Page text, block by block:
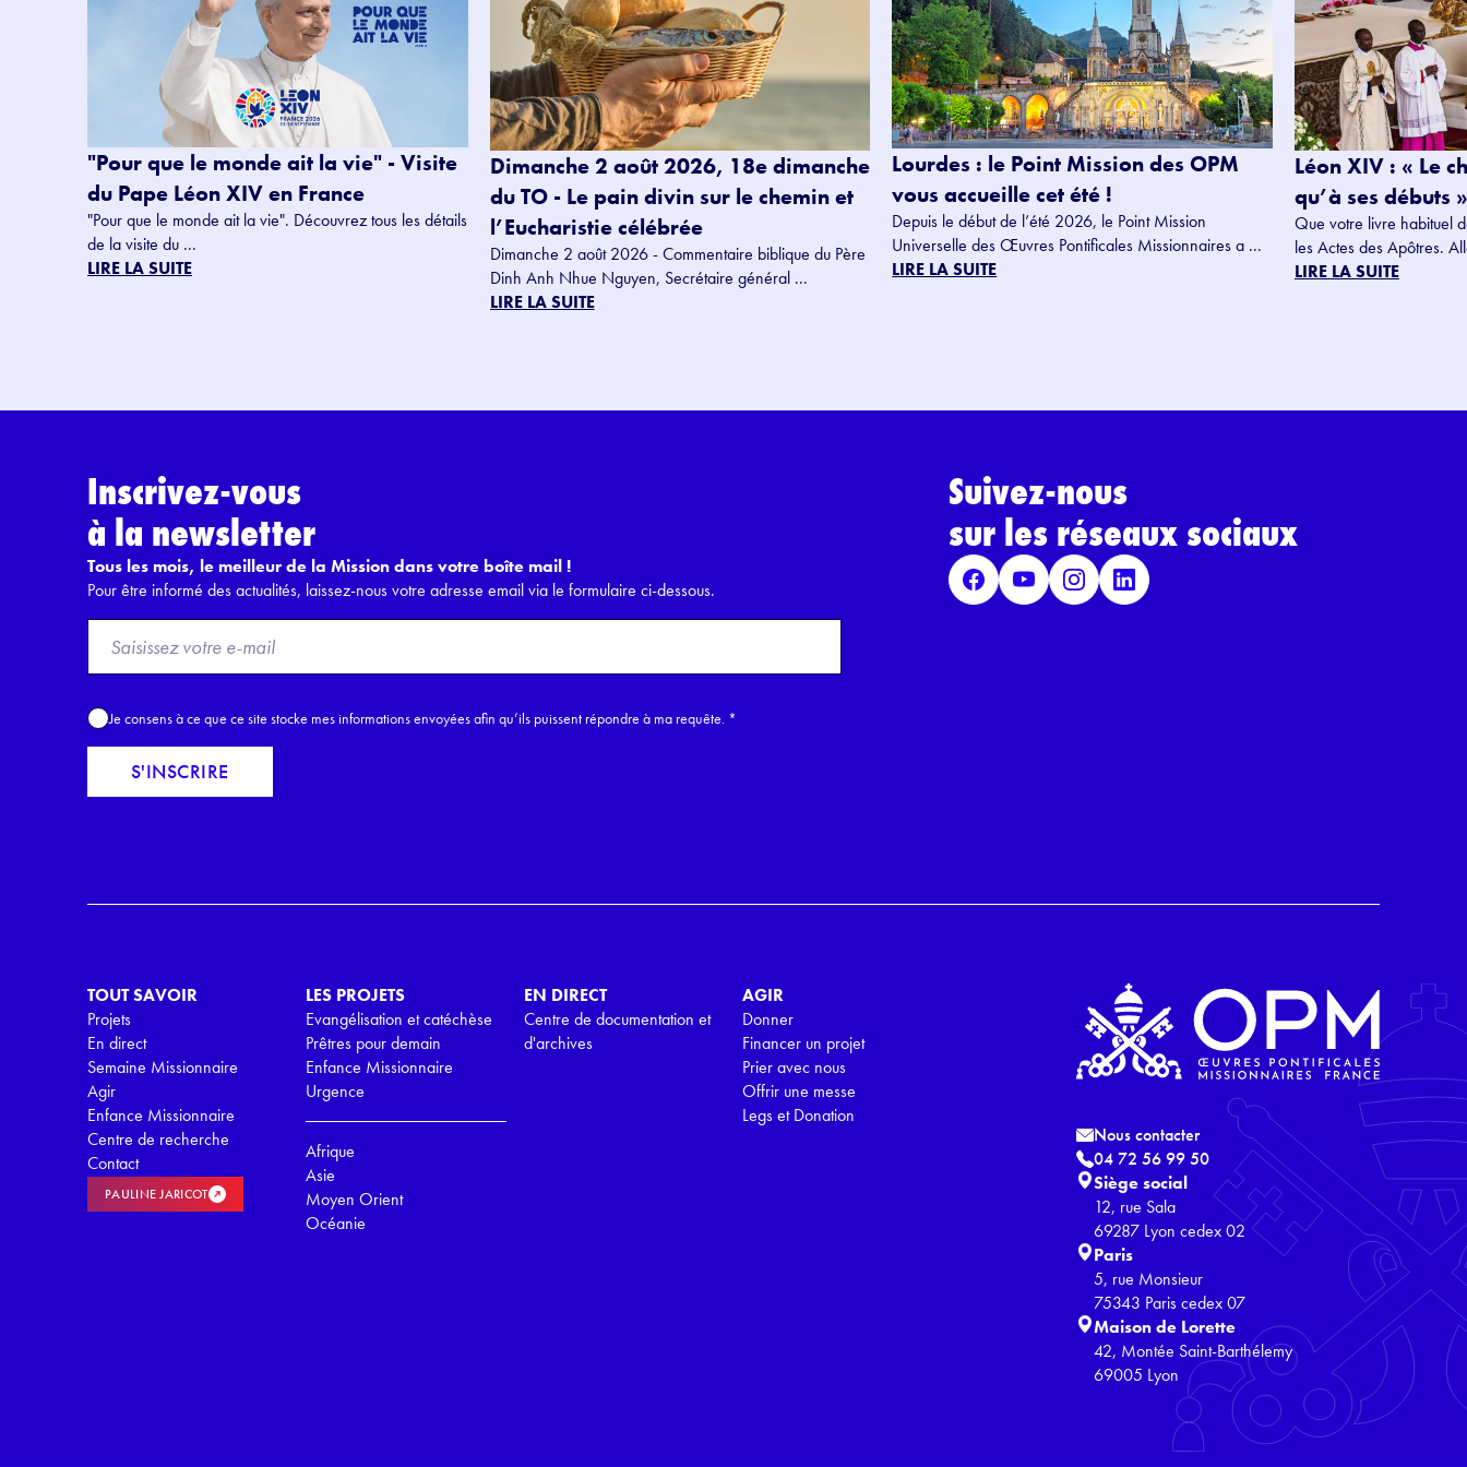
"Pour que le monde ait la vie" - Visite
du Pape Léon XIV en France
"Pour que le monde ait la vie". Découvrez tous les détails
de la visite du ...
LIRE LA SUITE
Dimanche 2 août 2026, 18e dimanche
du TO - Le pain divin sur le chemin et
l’Eucharistie célébrée
Dimanche 2 août 2026 - Commentaire biblique du Père
Dinh Anh Nhue Nguyen, Secrétaire général ...
LIRE LA SUITE
Lourdes : le Point Mission des OPM
vous accueille cet été !
Depuis le début de l’été 2026, le Point Mission
Universelle des Œuvres Pontificales Missionnaires a ...
LIRE LA SUITE
Léon XIV : « Le
qu’à ses débuts
Que votre livre habituel
les Actes des Apôtres.
LIRE LA SUITE
Inscrivez-vous
à la newsletter
Tous les mois, le meilleur de la Mission dans votre boîte mail !
Pour être informé des actualités, laissez-nous votre adresse email via le formulaire ci-dessous.
o
E
m
i
A
c
P
Je consens à ce que ce site stocke mes informations envoyées afin qu’ils puissent répondre à ma requête. *
S'INSCRIRE
Suivez-nous
sur les réseaux sociaux
TOUT SAVOIR
Projets
En direct
Semaine Missionnaire
Agir
Enfance Missionnaire
Centre de recherche
Contact
PAULINE JARICOT
LES PROJETS
Evangélisation et catéchèse
Prêtres pour demain
Enfance Missionnaire
Urgence
Afrique
Asie
Moyen Orient
Océanie
EN DIRECT
Centre de documentation et
d'archives
AGIR
Donner
Financer un projet
Prier avec nous
Offrir une messe
Legs et Donation
Nous contacter
04 72 56 99 50
Siège social
12, rue Sala
69287 Lyon cedex 02
Paris
5, rue Monsieur
75343 Paris cedex 07
Maison de Lorette
42, Montée Saint-Barthélemy
69005 Lyon